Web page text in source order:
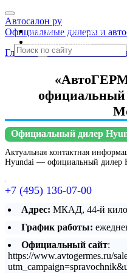
Автосалон ру
Официальные дилеры и
Автосалоны Lada
Выбрать город
Главная » Москва и
официальный
Официальный дилер
Актуальная контактная
Hyundai — официальный дилер
+7 (495) 136-07-00
Адрес: МКАД, 44-й
График работы:
Официальный сайт:
https://www.avtogermes.ru/